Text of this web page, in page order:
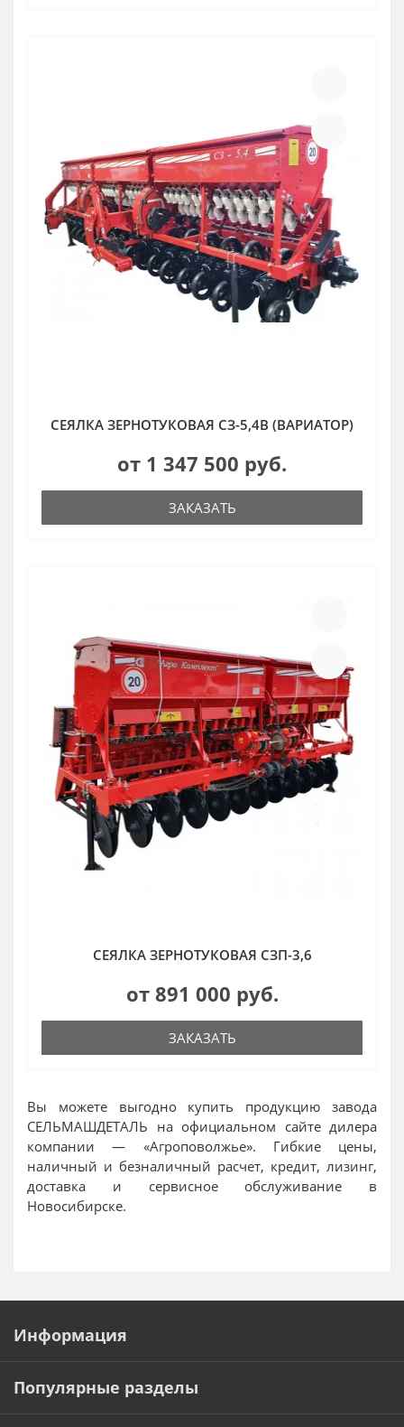
СЕЯЛКА ЗЕРНОТУКОВАЯ СЗ-5,4В (ВАРИАТОР)
от 1 347 500 руб.
ЗАКАЗАТЬ
СЕЯЛКА ЗЕРНОТУКОВАЯ СЗП-3,6
от 891 000 руб.
ЗАКАЗАТЬ
Вы можете выгодно купить продукцию завода
СЕЛЬМАШДЕТАЛЬ на официальном сайте дилера
компании — «Агроповолжье». Гибкие цены,
наличный и безналичный расчет, кредит, лизинг,
доставка и сервисное обслуживание в
Новосибирске.
Информация
Популярные разделы